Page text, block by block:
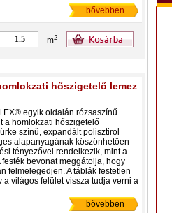
bővebben
m2
hőszigetelő lemez
egyik oldalán rózsaszínű
a homlokzati hőszigetelő
színű, expandált polisztirol
alapanyagának köszönhetően
tényezővel rendelkezik, mint a
bevonat meggátolja, hogy
felmelegedjen. A táblák festetlen
világos felület vissza tudja verni a
bővebben